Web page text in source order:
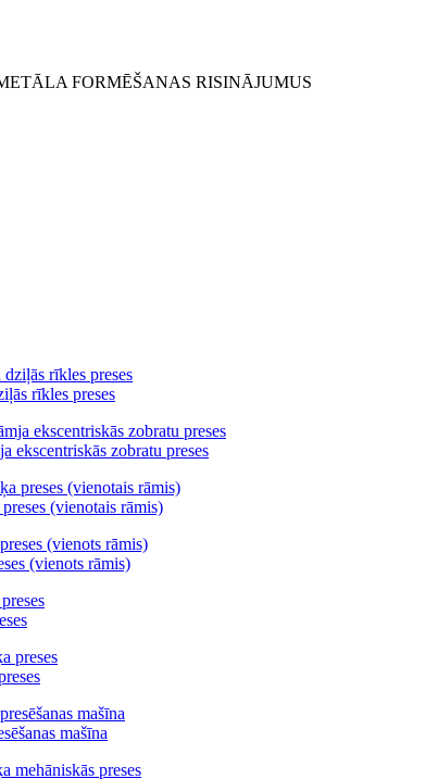
FORMĒŠANAS RISINĀJUMUS
rīkles preses
ekscentriskās zobratu preses
(vienotais rāmis)
(vienots rāmis)
mašīna